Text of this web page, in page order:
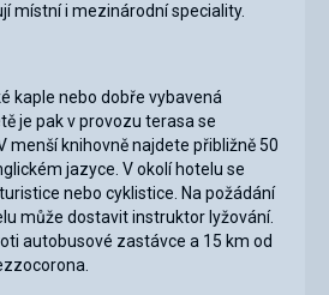
místní i mezinárodní speciality.
kaple nebo dobře vybavená
je pak v provozu terasa se
menší knihovně najdete přibližně 50
jazyce. V okolí hotelu se
nebo cyklistice. Na požádání
může dostavit instruktor lyžování.
autobusové zastávce a 15 km od